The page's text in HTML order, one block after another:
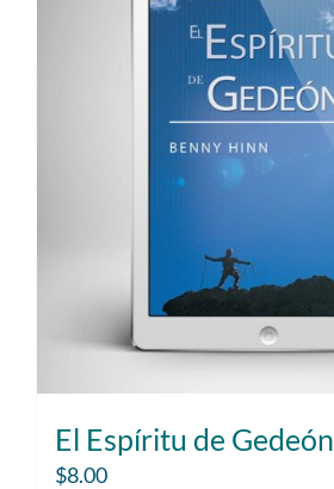
El Espíritu de Gedeón
$8.00